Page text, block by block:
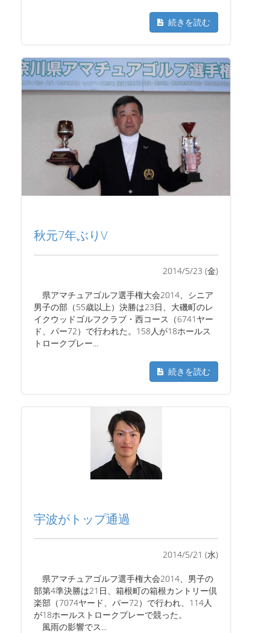
続きを読む
秋元7年ぶりV
2014/5/23 (金)
県アマチュアゴルフ選手権大会2014、シニア
男子の部（55歳以上）決勝は23日、大磯町のレ
イクウッドゴルフクラブ・西コース（6741ヤー
ド、パー72）で行われた。158人が18ホールス
トロークプレー...
続きを読む
宇波がトップ通過
2014/5/21 (水)
県アマチュアゴルフ選手権大会2014、男子の
部第4準決勝は21日、箱根町の箱根カントリー倶
楽部（7074ヤード、パー72）で行われ、114人
が18ホールストロークプレーで競った。
風雨の影響でス...